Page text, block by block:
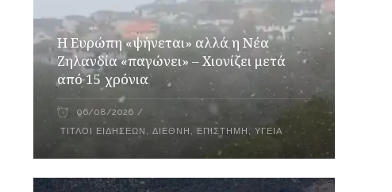
Η Ευρώπη «ψήνεται» αλλά η Νέα
Ζηλανδία «παγώνει» – Χιονίζει μετά
από 15 χρόνια
06/08/2026
ΤΊΤΛΟΙ ΕΙΔΉΣΕΩΝ ,ΔΙΕΘΝΉ , ΕΠΙΣΤΉΜΗ ,ΥΓΕΊΑ